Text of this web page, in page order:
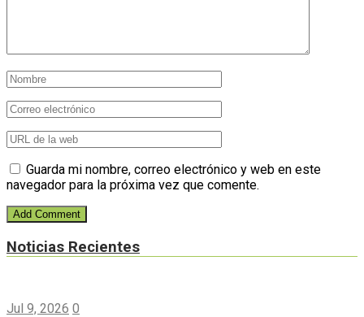
Guarda mi nombre, correo electrónico y web en este
navegador para la próxima vez que comente.
Noticias Recientes
Jul 9, 2026 0